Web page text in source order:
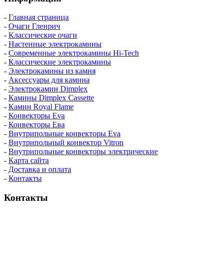
- Главная страница
- Очаги Гленрич
- Классические очаги
- Настенные электрокамины
- Современные электрокамины Hi-Tech
- Классические электрокамины
- Электрокамины из камня
- Аксессуары для камина
- Электрокамин Dimplex
- Камины Dimplex Cassette
- Камин Royal Flame
- Конвекторы Eva
- Конвекторы Ева
- Внутрипольные конвекторы Eva
- Внутрипольный конвектор Vitron
- Внутрипольные конвекторы электрические
- Карта сайта
- Доставка и оплата
- Контакты
Контакты